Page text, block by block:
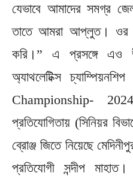
যেভাবে আমাদের সমগ্র
তাতে আমরা আপ্লুত। ওর
করি।” এ প্রসঙ্গে এও
অ্যাথলেটিক্স
Championship-
প্রতিযোগিতায় (সিনিয়র
ব্রোঞ্জ জিতে নিয়েছে
প্রতিযোগী সন্দীপ মাহাত।